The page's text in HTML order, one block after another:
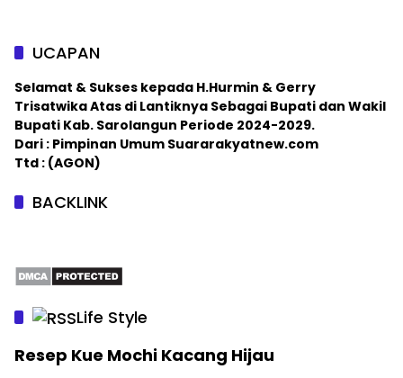
UCAPAN
Selamat & Sukses kepada H.Hurmin & Gerry
Trisatwika Atas di Lantiknya Sebagai Bupati dan Wakil
Bupati Kab. Sarolangun Periode 2024-2029.
Dari : Pimpinan Umum Suararakyatnew.com
Ttd : (AGON)
BACKLINK
Life Style
Resep Kue Mochi Kacang Hijau